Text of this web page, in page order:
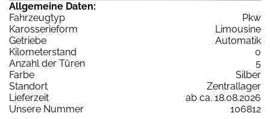
Allgemeine Daten:
Fahrzeugtyp
Pkw
Karosserieform
Limousine
Getriebe
Automatik
Kilometerstand
0
Anzahl der Türen
5
Farbe
Silber
Standort
Zentrallager
Lieferzeit
ab ca. 18.08.2026
Unsere Nummer
106812